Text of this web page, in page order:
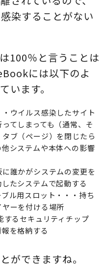
染することがない
100％と言うことは
には以下のよ
います。
ウイルス感染したサイト
てしまっても（通常、そ
ブ（ページ）を閉じたら
システムや本体への影響
誰かがシステムの変更を
たシステムで起動する
ル用スロット・・・持ち
ーを付ける場所
るセキュリティチップ
を格納する
ができますね。